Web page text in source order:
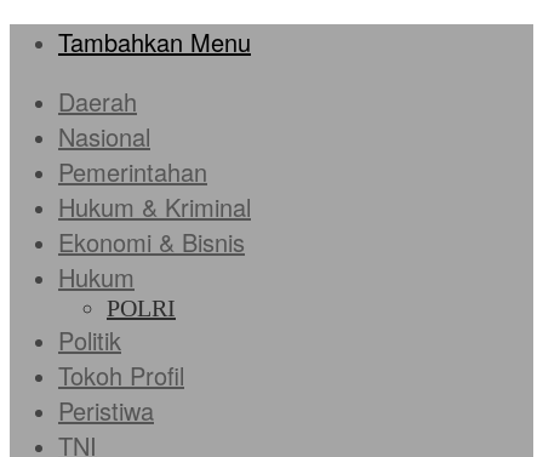
Tambahkan Menu
Daerah
Nasional
Pemerintahan
Hukum & Kriminal
Ekonomi & Bisnis
Hukum
POLRI
Politik
Tokoh Profil
Peristiwa
TNI